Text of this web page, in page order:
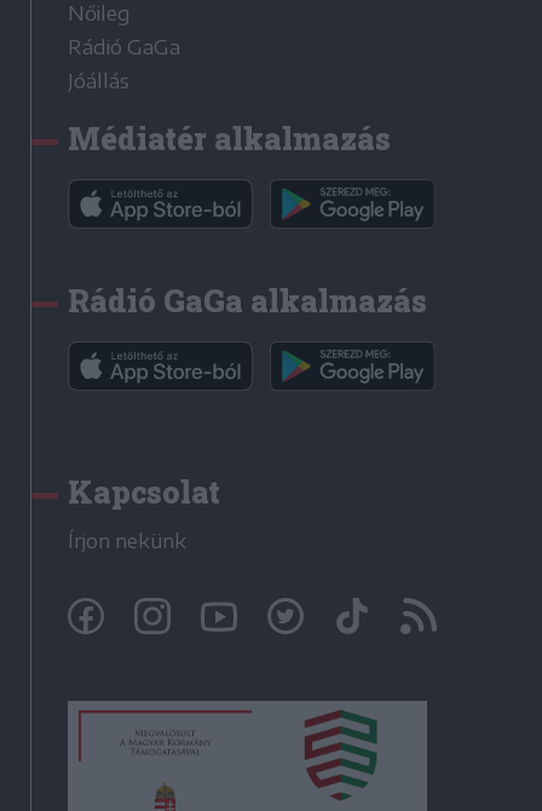
Nőileg
Rádió GaGa
Jóállás
Médiatér alkalmazás
Rádió GaGa alkalmazás
Kapcsolat
Írjon nekünk